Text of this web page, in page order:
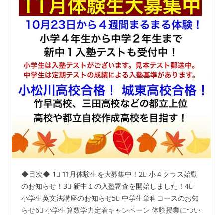
◆目次◆ 1⃣ 11月体験生を大募集中！2⃣ 小４クラス始動
のお知らせ！3⃣ 新中１の入塾審査を開始しました！4⃣
小学生英文法講座のお知らせ5⃣ 中学生単科コースのお知
らせ6⃣ 小学生算数学力定着キャンペーン 体験授業につい